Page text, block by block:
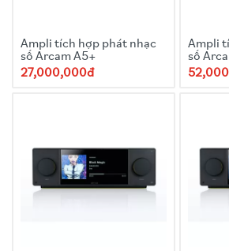
Ampli tích hợp phát nhạc
số Arcam A5+
27,000,000đ
Ampli
số